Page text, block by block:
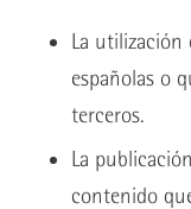
La utilización
españolas o
terceros.
La
contenido